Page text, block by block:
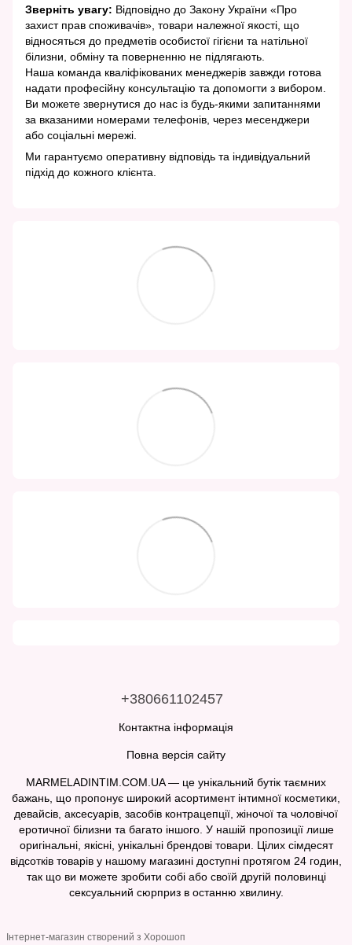
Зверніть увагу: Відповідно до Закону України «Про
захист прав споживачів», товари належної якості, що
відносяться до предметів особистої гігієни та натільної
білизни, обміну та поверненню не підлягають.
Наша команда кваліфікованих менеджерів завжди готова
надати професійну консультацію та допомогти з вибором.
Ви можете звернутися до нас із будь-якими запитаннями
за вказаними номерами телефонів, через месенджери
або соціальні мережі.
Ми гарантуємо оперативну відповідь та індивідуальний
підхід до кожного клієнта.
+380661102457
Контактна інформація
Повна версія сайту
MARMELADINTIM.COM.UA — це унікальний бутік таємних
бажань, що пропонує широкий асортимент інтимної косметики,
девайсів, аксесуарів, засобів контрацепції, жіночої та чоловічої
еротичної білизни та багато іншого. У нашій пропозиції лише
оригінальні, якісні, унікальні брендові товари. Цілих сімдесят
відсотків товарів у нашому магазині доступні протягом 24 годин,
так що ви можете зробити собі або своїй другій половинці
сексуальний сюрприз в останню хвилину.
Інтернет-магазин створений з Хорошоп